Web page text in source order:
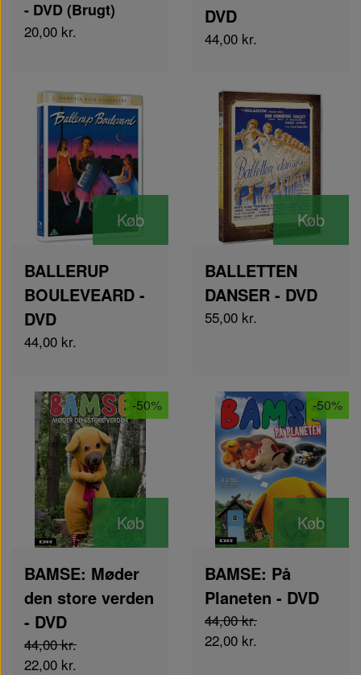
- DVD (Brugt)
20,00 kr.
DVD
44,00 kr.
Køb
BALLERUP
BOULEVEARD -
DVD
44,00 kr.
Køb
BALLETTEN
DANSER - DVD
55,00 kr.
-50%
Køb
BAMSE: Møder
den store verden
- DVD
44,00 kr.
22,00 kr.
-50%
Køb
BAMSE: På
Planeten - DVD
44,00 kr.
22,00 kr.